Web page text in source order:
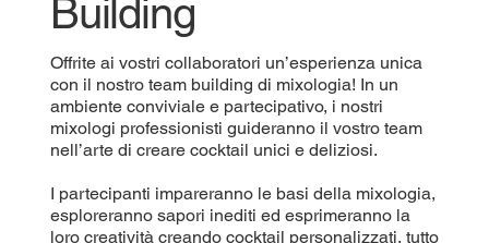
Building
Offrite ai vostri collaboratori un’esperienza unica
con il nostro team building di mixologia! In un
ambiente conviviale e partecipativo, i nostri
mixologi professionisti guideranno il vostro team
nell’arte di creare cocktail unici e deliziosi.
I partecipanti impareranno le basi della mixologia,
esploreranno sapori inediti ed esprimeranno la
loro creatività creando cocktail personalizzati, tutto